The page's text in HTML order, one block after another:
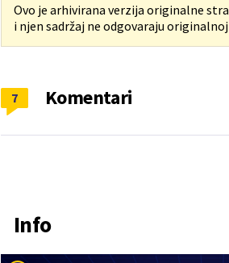
Ovo je arhivirana verzija originalne
i njen sadržaj ne odgovaraju
Komentari
7
Info